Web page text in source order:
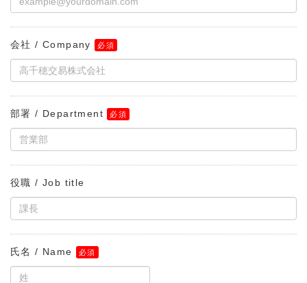
会社 / Company
部署 / Department
役職 / Job title
氏名 / Name